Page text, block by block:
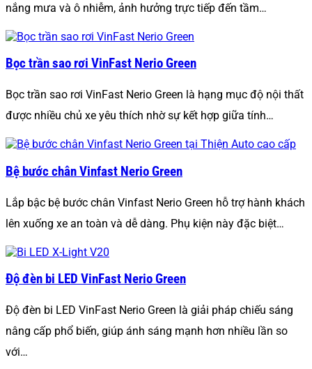
nắng mưa và ô nhiễm, ảnh hưởng trực tiếp đến tầm…
Bọc trần sao rơi VinFast Nerio Green
Bọc trần sao rơi VinFast Nerio Green là hạng mục độ nội thất
được nhiều chủ xe yêu thích nhờ sự kết hợp giữa tính…
Bệ bước chân Vinfast Nerio Green
Lắp bậc bệ bước chân Vinfast Nerio Green hỗ trợ hành khách
lên xuống xe an toàn và dễ dàng. Phụ kiện này đặc biệt…
Độ đèn bi LED VinFast Nerio Green
Độ đèn bi LED VinFast Nerio Green là giải pháp chiếu sáng
nâng cấp phổ biến, giúp ánh sáng mạnh hơn nhiều lần so
với…